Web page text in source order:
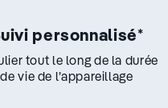
personnalisé*
tout le long de la durée
de vie de l’appareillage